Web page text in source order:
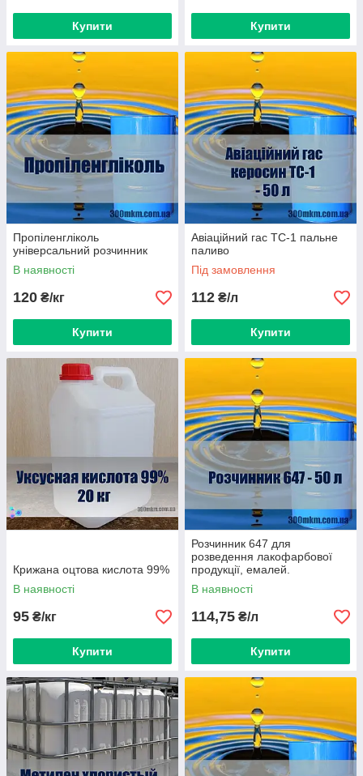
Купити Купити
Пропіленгліколь
універсальний розчинник
В наявності
120 ₴/кг
Купити
Авіаційний гас ТС-1 пальне
паливо
Під замовлення
112 ₴/л
Купити
Крижана оцтова кислота 99%
В наявності
95 ₴/кг
Купити
Розчинник 647 для
розведення лакофарбової
продукції, емалей.
В наявності
114,75 ₴/л
Купити